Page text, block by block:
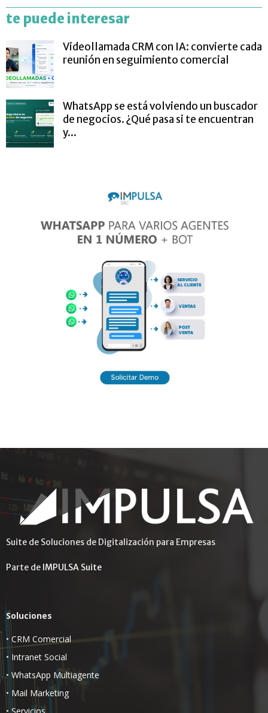
te puede interesar
Videollamada CRM con IA: convierte cada
reunión en seguimiento comercial
WhatsApp se está volviendo un buscador
de negocios. ¿Qué pasa si te encuentran
y...
Suite de Soluciones de Digitalización para Empresas
Parte de IMPULSA Suite
Soluciones
•CRM Comercial
• Intranet Social
• WhatsApp Multiagente
• Mail Marketing